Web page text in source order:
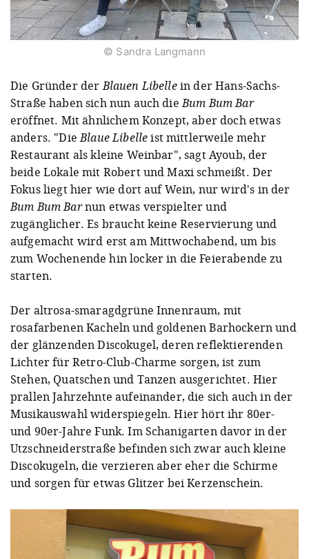
© Sandra Langmann
Die Gründer derBlauen Libellein der Hans-Sachs-
Straße haben sich nun auch dieBum Bum Bar
eröffnet. Mit ähnlichem Konzept, aber doch etwas
anders. "DieBlaue Libelleist mittlerweile mehr
Restaurant als kleine Weinbar", sagt Ayoub, der
beide Lokale mit Robert und Maxi schmeißt. Der
Fokus liegt hier wie dort auf Wein, nur wird's in der
Bum Bum Barnun etwas verspielter und
zugänglicher. Es braucht keine Reservierung und
aufgemacht wird erst am Mittwochabend, um bis
zum Wochenende hin locker in die Feierabende zu
starten.
Der altrosa-smaragdgrüne Innenraum, mit
rosafarbenen Kacheln und goldenen Barhockern und
der glänzenden Discokugel, deren reflektierenden
Lichter für Retro-Club-Charme sorgen, ist zum
Stehen, Quatschen und Tanzen ausgerichtet. Hier
prallen Jahrzehnte aufeinander, die sich auch in der
Musikauswahl widerspiegeln. Hier hört ihr 80er-
und 90er-Jahre Funk. Im Schanigarten davor in der
Utzschneiderstraße befinden sich zwar auch kleine
Discokugeln, die verzieren aber eher die Schirme
und sorgen für etwas Glitzer bei Kerzenschein.